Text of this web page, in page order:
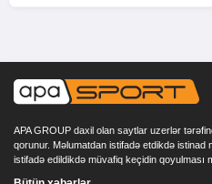
APA GROUP daxil olan saytlar uzerlər
qorunur. Məlumatdan istifadə etdikdə istinad
istifadə edildikdə müvafiq keçidin qoyulması